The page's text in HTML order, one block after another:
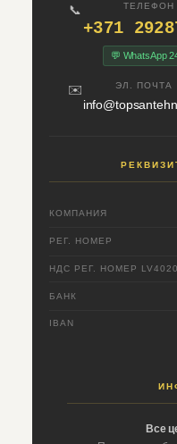
📞 ТЕЛЕФОН
+371
💬 WhatsApp
✉️ ЭЛ. ПОЧТА
КОМПАНИЯ
РЕГ. НОМЕР
НДС РЕГ. НОМЕР
БАНК
IBAN
Все